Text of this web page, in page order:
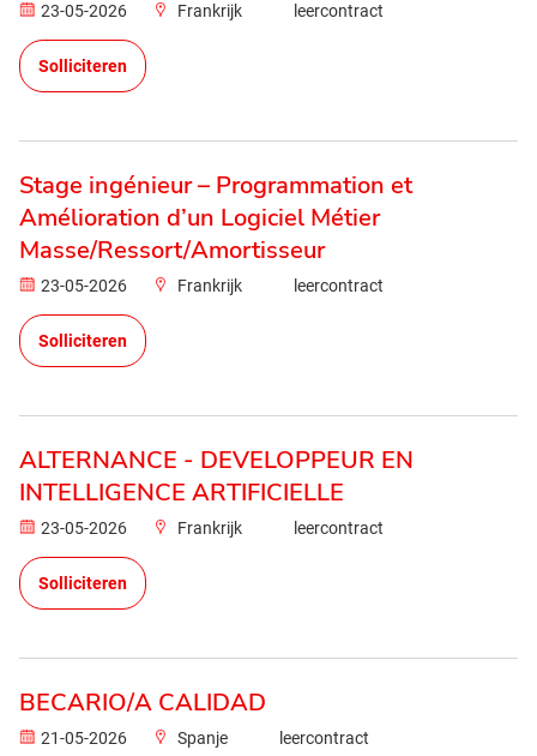
23-05-2026 Frankrijk leercontract
Solliciteren
Stage ingénieur – Programmation et
Amélioration d’un Logiciel Métier
Masse/Ressort/Amortisseur
23-05-2026 Frankrijk leercontract
Solliciteren
ALTERNANCE - DEVELOPPEUR EN
INTELLIGENCE ARTIFICIELLE
23-05-2026 Frankrijk leercontract
Solliciteren
BECARIO/A CALIDAD
21-05-2026 Spanje leercontract